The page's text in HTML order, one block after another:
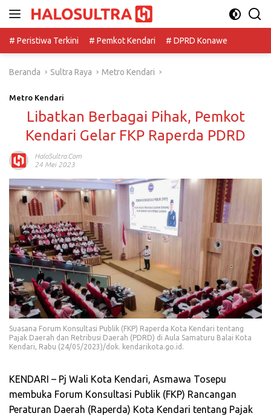
# Peristiwa Terkini
# Pemkot Kendari # DPRD Konawe
Beranda Sultra Raya Metro Kendari
Metro Kendari
Libatkan Berbagai Pihak, Pemkot
Kendari Gelar FKP Raperda PDRD
HaloSultra.com
24 Mei 2023
Suasana Forum Konsultasi Publik (FKP) Raperda Kota Kendari tentang
Pajak Daerah dan Retribusi Daerah (PDRD) di Aula Samaturu Balai Kota
Kendari, Rabu (24/05/2023)/dok. kendarikota.go.id.
KENDARI – Pj Wali Kota Kendari, Asmawa Tosepu
membuka Forum Konsultasi Publik (FKP) Rancangan
Peraturan Daerah (Raperda) Kota Kendari tentang Pajak